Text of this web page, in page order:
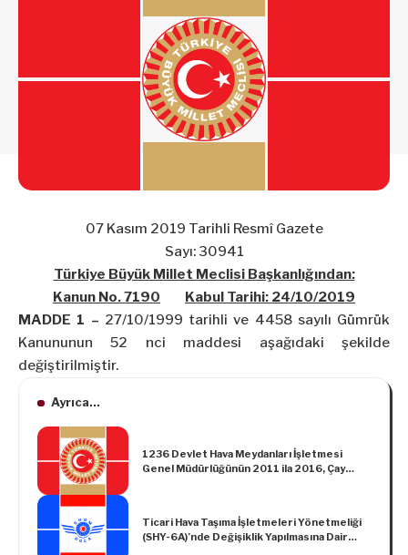
07 Kasım 2019 Tarihli Resmî Gazete
Sayı: 30941
Türkiye Büyük Millet Meclisi Başkanlığından:
Kanun No. 7190
Kabul Tarihi: 24/10/2019
MADDE 1 – 27/10/1999 tarihli ve 4458 sayılı Gümrük
Kanununun 52 nci maddesi aşağıdaki şekilde
değiştirilmiştir.
Ayrıca...
1236 Devlet Hava Meydanları İşletmesi
Genel Müdürlüğünün 2011 ila 2016, Çay
Kurumunun 2015 ve 2016, Toplu Konut
İdaresi Başkanlığının 2011 ila 2016 ve
Ticari Hava Taşıma İşletmeleri Yönetmeliği
(SHY-6A)’nde Değişiklik Yapılmasına Dair